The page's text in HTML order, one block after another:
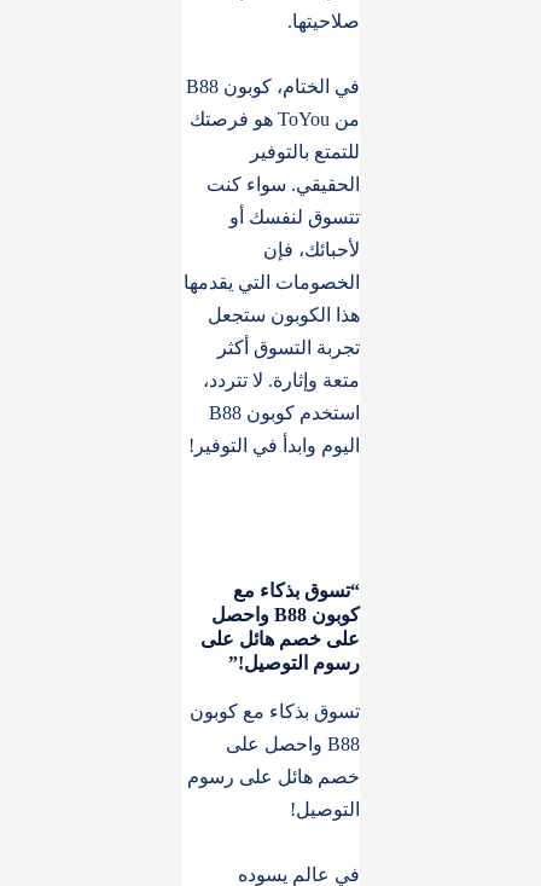
صلاحيتها.
في الختام، كوبون B88
من ToYou هو فرصتك
للتمتع بالتوفير
الحقيقي. سواء كنت
تتسوق لنفسك أو
لأحبائك، فإن
الخصومات التي يقدمها
هذا الكوبون ستجعل
تجربة التسوق أكثر
متعة وإثارة. لا تتردد،
استخدم كوبون B88
اليوم وابدأ في التوفير!
“تسوق بذكاء مع
كوبون B88 واحصل
على خصم هائل على
رسوم التوصيل!”
تسوق بذكاء مع كوبون
B88 واحصل على
خصم هائل على رسوم
التوصيل!
في عالم يسوده